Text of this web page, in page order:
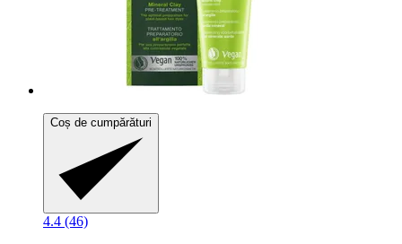
Coș de cumpărături
4.4 (46)